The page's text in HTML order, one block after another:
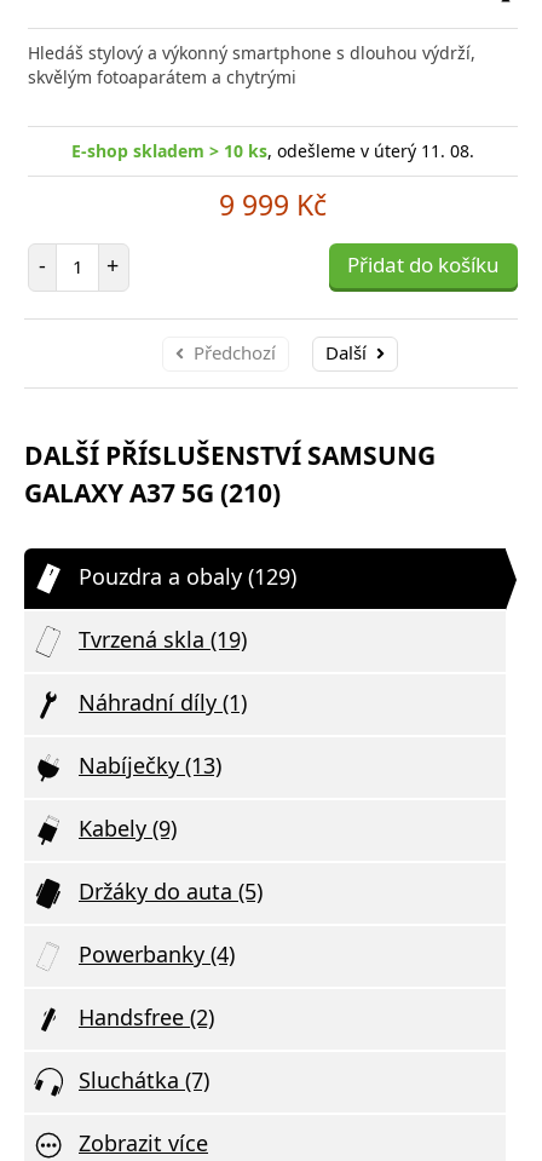
Hledáš stylový a výkonný smartphone s dlouhou výdrží,
skvělým fotoaparátem a chytrými
E-shop skladem > 10 ks, odešleme v úterý 11. 08.
9 999 Kč
- Počet položek
+ Přidat do košíku
Předchozí Další
DALŠÍ PŘÍSLUŠENSTVÍ SAMSUNG
GALAXY A37 5G (210)
Pouzdra a obaly (129)
Tvrzená skla (19)
Náhradní díly (1)
Nabíječky (13)
Kabely (9)
Držáky do auta (5)
Powerbanky (4)
Handsfree (2)
Sluchátka (7)
Zobrazit více